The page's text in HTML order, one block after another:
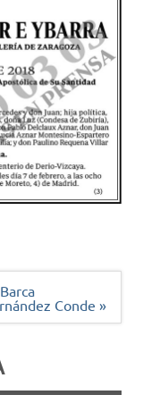
Conde »